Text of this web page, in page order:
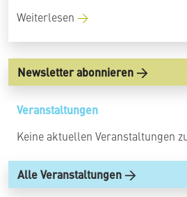
Weiterlesen
Newsletter abonnieren
Veranstaltungen
Keine aktuellen Veranstaltungen
Alle Veranstaltungen